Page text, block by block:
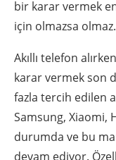
bir karar vermek
için olmazsa olmaz.
Akıllı telefon
karar vermek son
fazla tercih edilen
Samsung, Xiaomi,
durumda ve bu
devam ediyor.